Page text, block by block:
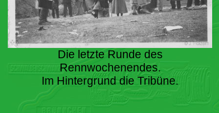
Die letzte Runde des
Rennwochenendes.
Im Hintergrund die Tribüne.